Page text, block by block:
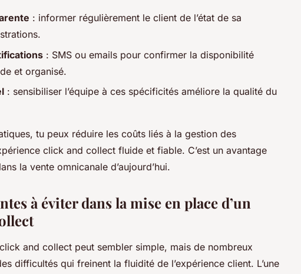
: informer régulièrement le client de l’état de sa
: SMS ou emails pour confirmer la disponibilité
et organisé.
: sensibiliser l’équipe à ces spécificités améliore la qualité du
tu peux réduire les coûts liés à la gestion des
click and collect fluide et fiable. C’est un avantage
la vente omnicanale d’aujourd’hui.
à éviter dans la mise en place d’un
and collect peut sembler simple, mais de nombreux
difficultés qui freinent la fluidité de l’expérience client. L’une